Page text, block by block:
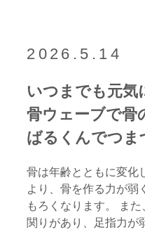
2026.5.14
いつまでも元気
骨ウェーブで骨
ばるくんでつま
骨は年齢とともに変化
より、骨を作る力が弱
もろくなります。 ま
関りがあり、足指力が